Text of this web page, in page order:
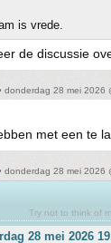
is vrede.
de discussie
donderdag 28 mei 2026
met een te
donderdag 28 mei 2026
Try not to think of
28 mei 2026